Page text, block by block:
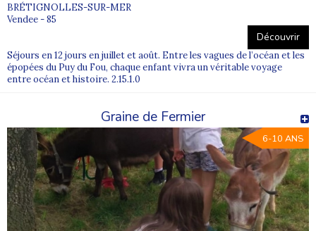
BRÉTIGNOLLES-SUR-MER
Vendee - 85
Découvrir
Séjours en 12 jours en juillet et août. Entre les vagues de l’océan et les
épopées du Puy du Fou, chaque enfant vivra un véritable voyage
entre océan et histoire. 2.15.1.0
Graine de Fermier
6-10 ANS